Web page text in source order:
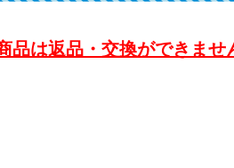
品は返品・交換ができませ